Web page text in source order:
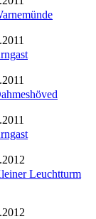
Leuchtturm